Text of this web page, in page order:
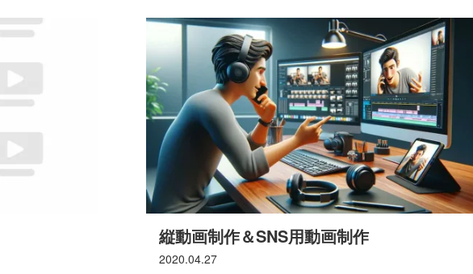
2020.04.27
縦動画制作＆SNS用動画制作